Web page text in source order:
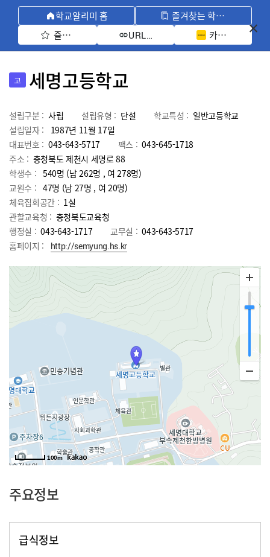
학교알리미 홈
즐겨찾는 학교 모아보기
즐겨찾기 선택
URL 복사 카카오톡 공유
고 세명고등학교
설립구분 : 사립 설립유형 : 단설 학교특성 : 일반고등학교
설립일자 :
1987년 11월 17일
대표번호 : 043-643-5717 팩스 : 043-645-1718
주소 : 충청북도 제천시 세명로 88
학생수 : 540명 (남 262명 , 여 278명)
교원수 : 47명 (남 27명 , 여 20명)
체육집회공간 : 1실
관할교육청 : 충청북도교육청
행정실 : 043-643-1717 교무실 : 043-643-5717
홈페이지 :
http://semyung.hs.kr
100m
주요정보
급식정보